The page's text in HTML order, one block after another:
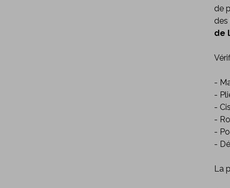
de
de
-
-
-
-
-
-
La